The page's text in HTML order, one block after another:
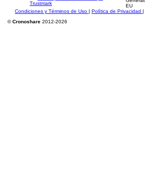
Condiciones y Términos de Uso | Política de Privacidad |
©Cronoshare 2012-2026